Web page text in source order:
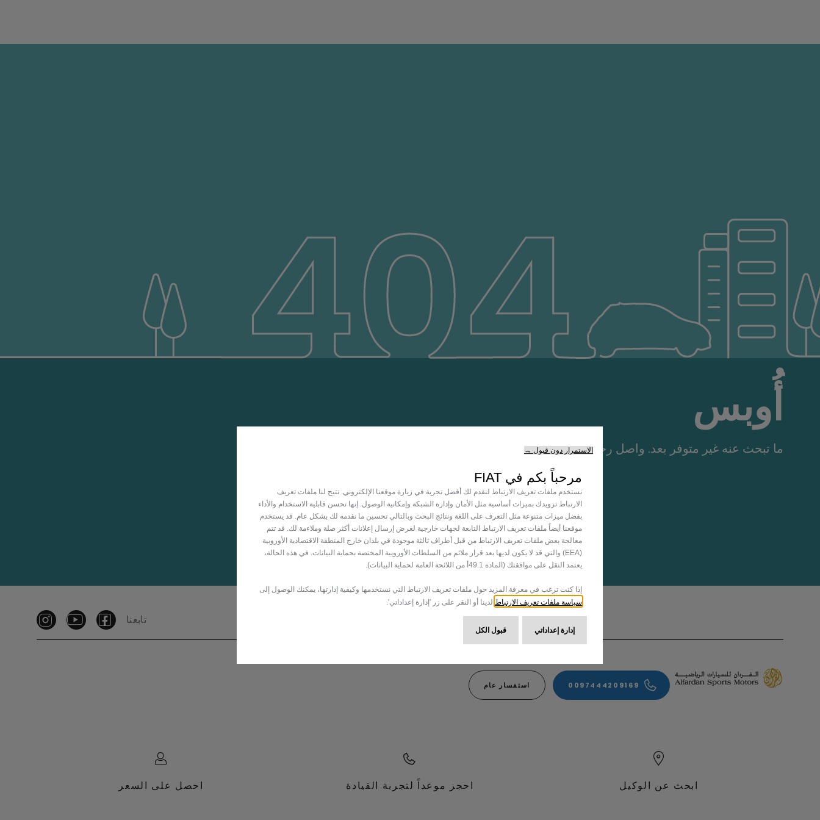
أُوبس
ما تبحث عنه غير متوفر بعد. واصل رحلتك معنا!
تابعنا
0097444209169 استفسار عام
ابحث عن الوكيل احجز موعداً لتجربة القيادة احصل على السعر
الاستمرار دون قبول →
مرحباً بكم في FIAT
نستخدم ملفات تعريف الارتباط لنقدم لك أفضل تجربة في زيارة موقعنا الإلكتروني. تتيح لنا ملفات تعريف
الارتباط تزويدك بميزات أساسية مثل الأمان وإدارة الشبكة وإمكانية الوصول. إنها تحسن قابلية الاستخدام والأداء
بفضل ميزات متنوعة مثل التعرف على اللغة ونتائج البحث وبالتالي تحسين ما نقدمه لك بشكل عام. قد يستخدم
موقعنا أيضاً ملفات تعريف الارتباط التابعة لجهات خارجية لغرض إرسال إعلانات أكثر صلة وملاءمة لك. قد تتم
معالجة بعض ملفات تعريف الارتباط من قبل أطراف ثالثة موجودة في بلدان خارج المنطقة الاقتصادية الأوروبية
(EEA) والتي قد لا يكون لديها بعد قرار ملائم من السلطات الأوروبية المختصة بحماية البيانات. في هذه الحالة،
يعتمد النقل على موافقتك (المادة 49.1أ من اللائحة العامة لحماية البيانات).
إذا كنت ترغب في معرفة المزيد حول ملفات تعريف الارتباط التي نستخدمها وكيفية إدارتها، يمكنك الوصول إلى
سياسة ملفات تعريف الارتباط لدينا أو النقر على زر 'إدارة إعداداتي'.
إدارة إعداداتي قبول الكل